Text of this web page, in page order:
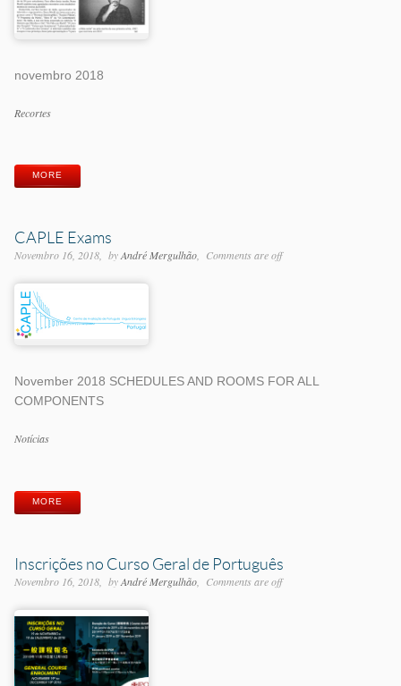
novembro 2018
Categorias
Recortes
MORE
CAPLE Exams
Novembro 16, 2018 byAndré Mergulhão Comments are off
November 2018 SCHEDULES AND ROOMS FOR ALL
COMPONENTS
Categorias
Notícias
MORE
Inscrições no Curso Geral de Português
Novembro 16, 2018 byAndré Mergulhão Comments are off